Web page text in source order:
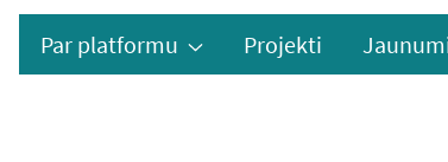
Par platformu Projekti